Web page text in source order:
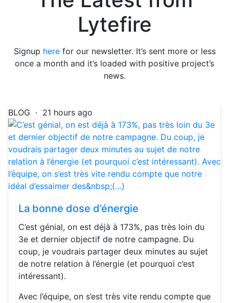
Lytefire
Signup herefor our newsletter. It’s sent more or less
once a month and it’s loaded with positive project’s
news.
BLOG · 21 hours ago
La bonne dose d’énergie
C’est génial, on est déjà à 173%, pas très loin du
3e et dernier objectif de notre campagne. Du
coup, je voudrais partager deux minutes au sujet
de notre relation à l’énergie (et pourquoi c’est
intéressant).
Avec l’équipe, on s’est très vite rendu compte que